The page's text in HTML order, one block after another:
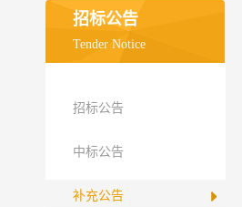
招标公告
Tender Notice
招标公告
中标公告
补充公告